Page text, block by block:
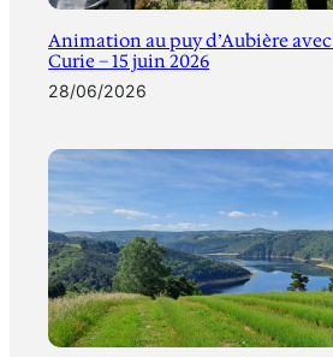
Animation au puy d’Aubière
Curie – 15 juin 2026
28/06/2026